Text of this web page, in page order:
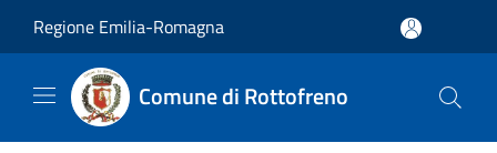
Regione Emilia-Romagna
Comune di Rottofreno